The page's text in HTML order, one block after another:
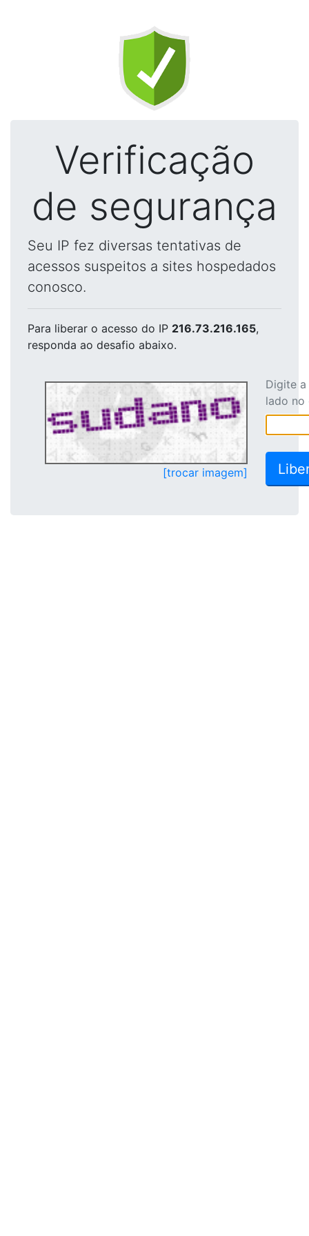
Verificação
de segurança
Seu IP fez diversas tentativas de
acessos suspeitos a sites hospedados
conosco.
Para liberar o acesso do IP 216.73.216.165,
responda ao desafio abaixo.
[trocar imagem]
Digite
lado no